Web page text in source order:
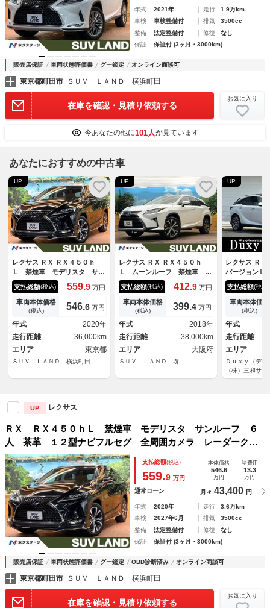
年式 2021年 走行
1.9万km
車検
車検整備付 排気
3500cc
整備
法定整備付 修復
なし
保証
保証付 (3ヶ月・3000km)
販売店保証 車両状態評価書 グー鑑定 オンライン商談可
東京都町田市 ＳＵＶ ＬＡＮＤ 横浜町田
在庫を確認・見積り依頼する
お気に入り
今あなたの他に101人が見ています
あなたにおすすめの中古車
UP
レクサス ＲＸ ＲＸ４５０ｈ
Ｌ 禁煙車 モデリスタ サン
ルーフ ６人 茶革 １２型ナ
ビフルセグ 全周囲カメラ レ
ーダークルーズ シートベンチ
レーション パワーシート 電
動リアゲート ＬＥＤヘッド
純正２０インチＡＷ ルーフレ
ール
支払総額(税込) 559.9 万円
車両本体価格
(税込) 546.6 万円
年式
2020年
走行距離
36,000km
エリア
東京都
ＳＵＶ ＬＡＮＤ 横浜町田
UP
レクサス ＲＸ ＲＸ４５０ｈ
Ｌ ムーンルーフ 禁煙車 １
２．３インチナビ パノラミッ
クビューモニター ブラインド
スポットモニター ドライブレ
コーダー フルセグ 三眼ＬＥ
Ｄヘッドライト アクセサリー
コンセント シートベンチレー
ション
支払総額(税込) 412.9 万円
車両本体価格
(税込) 399.4 万円
年式
2018年
走行距離
38,000km
エリア
大阪府
ＳＵＶ ＬＡＮＤ 堺
UP
レクサス Ｒ
バージョン
ワイト内装
フ デジタル
輻射ヒータ
イニング 全
＆ベンチレー
スドライブ
前後 純正２
支払総額(税込)
車両本体価格
(税込)
年式
走行距離
エリア
Ｄｕｘｙ（デ
（株）三和サー
UP レクサス
ＲＸ ＲＸ４５０ｈＬ 禁煙車 モデリスタ サンルーフ ６
人 茶革 １２型ナビフルセグ 全周囲カメラ レーダークル
ーズ シートベンチレーション パワーシート 電動リアゲー
ト ＬＥＤヘッド 純正２０インチＡＷ ルーフレール
支払総額(税込)
559.9 万円
本体価格
546.6
万円
諸費用
13.3
万円
通常ローン 月々 43,400 円
年式 2020年 走行
3.6万km
車検
2027年6月 排気
3500cc
整備
法定整備付 修復
なし
保証
保証付 (3ヶ月・3000km)
販売店保証 車両状態評価書 グー鑑定 OBD診断済み オンライン商談可
東京都町田市 ＳＵＶ ＬＡＮＤ 横浜町田
在庫を確認・見積り依頼する
お気に入り